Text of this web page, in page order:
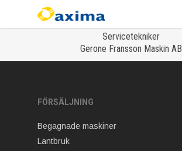
Servicetekniker
Gerone Fransson Maskin AB
FÖRSÄLJNING
Begagnade maskiner
Lantbruk